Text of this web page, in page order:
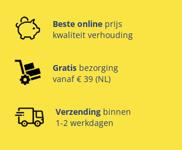
Beste online prijs
kwaliteit verhouding
Gratis bezorging
vanaf € 39 (NL)
Verzending binnen
1-2 werkdagen